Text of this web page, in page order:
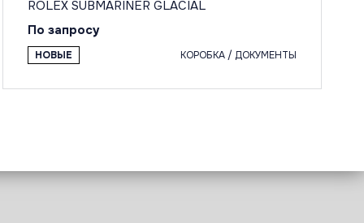
ROLEX SUBMARINER GLACIAL
По запросу
НОВЫЕ КОРОБКА / ДОКУМЕНТЫ